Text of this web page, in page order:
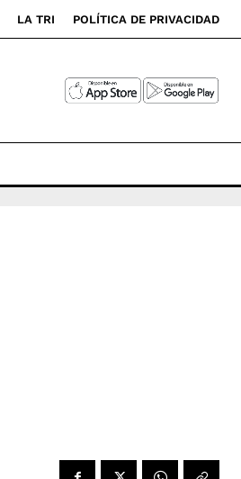
LA TRI POLÍTICA DE PRIVACIDAD